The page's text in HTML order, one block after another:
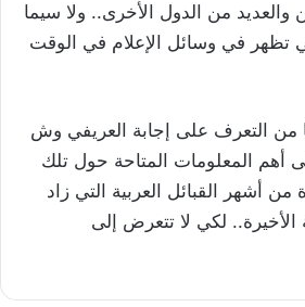
والعديد من الدول الأخرى.. ولا سيما
تظهر في وسائل الإعلام في الوقت
من التعرف على إجابة العريفي وش
أهم المعلومات المتاحة حول تلك
من أشهر القبائل العربية التي زاد
الأخيرة.. لكي لا تتعرض إلى